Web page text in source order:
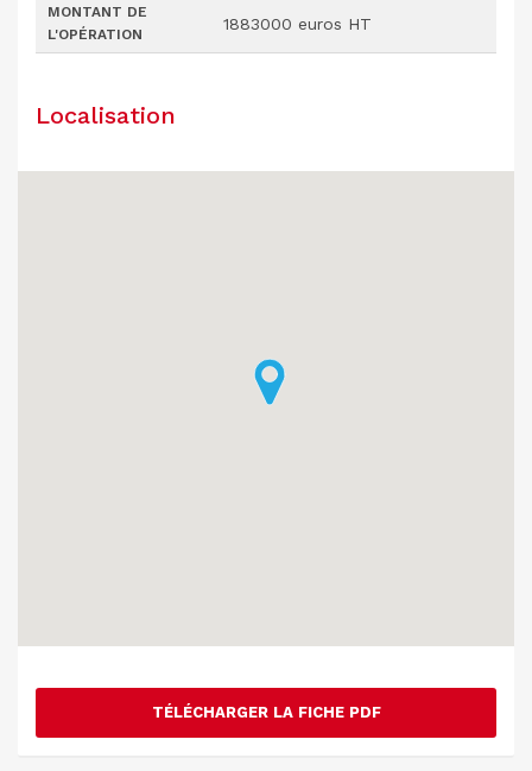
MONTANT DE
L'OPÉRATION
1883000 euros HT
Localisation
TÉLÉCHARGER LA FICHE PDF